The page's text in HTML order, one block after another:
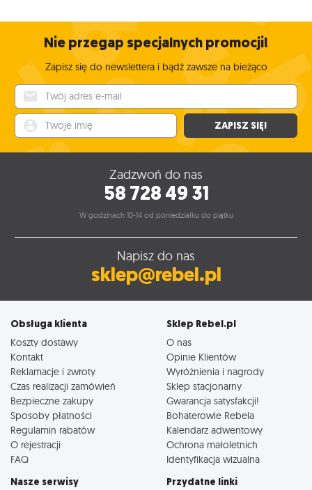
Nie przegap specjalnych promocji!
Zapisz się do newslettera i bądź zawsze na bieżąco
ZAPISZ SIĘ!
Zadzwoń do nas
58 728 49 31
W godzinach 10-14 od poniedziałku do piątku
Napisz do nas
sklep@rebel.pl
Obsługa klienta
Koszty dostawy
Kontakt
Reklamacje i zwroty
Czas realizacji zamówień
Bezpieczne zakupy
Sposoby płatności
Regulamin rabatów
O rejestracji
FAQ
Sklep Rebel.pl
O nas
Opinie Klientów
Wyróżnienia i nagrody
Sklep stacjonarny
Gwarancja satysfakcji!
Bohaterowie Rebela
Kalendarz adwentowy
Ochrona małoletnich
Identyfikacja wizualna
Nasze serwisy Przydatne linki